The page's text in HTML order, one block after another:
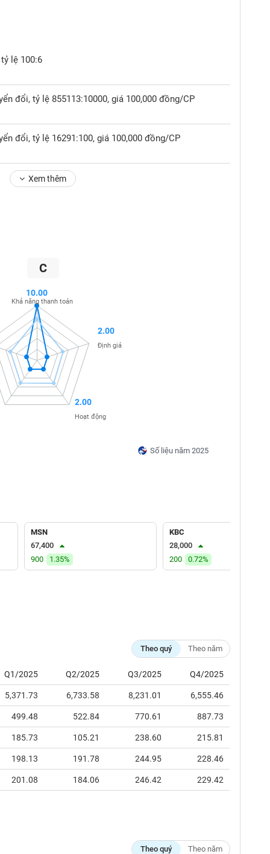
lệ 100:6
đổi, tỷ lệ 855113:10000, giá 100,000 đồng/CP
đổi, tỷ lệ 16291:100, giá 100,000 đồng/CP
Xem thêm
C
Số liệu năm 2025
10.00
Khả năng thanh toán
2.00
Định giá
2.00
Hoạt động
MSN
67,400
900
1.35%
KBC
28,000
200
0.72%
Theo quý Theo năm
Q1/2025 Q2/2025 Q3/2025 Q4/2025
5,371.73 6,733.58 8,231.01 6,555.46
499.48 522.84 770.61 887.73
185.73 105.21 238.60 215.81
198.13 191.78 244.95 228.46
201.08 184.06 246.42 229.42
Theo quý Theo năm